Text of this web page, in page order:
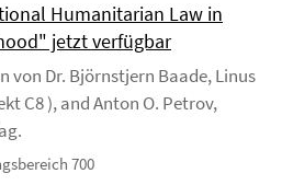
Humanitarian Law in
jetzt verfügbar
von Dr. Björnstjern Baade, Linus
C8 ), and Anton O. Petrov,
700